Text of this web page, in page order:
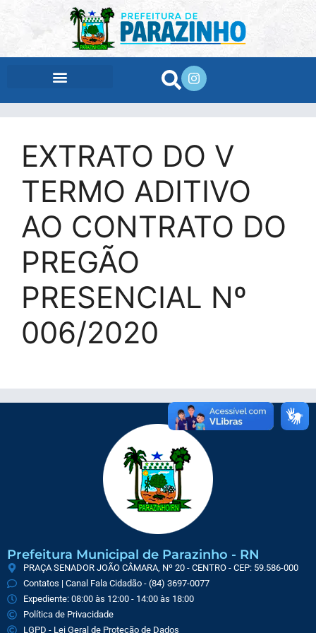
EXTRATO DO V
TERMO ADITIVO
AO CONTRATO DO
PREGÃO
PRESENCIAL Nº
006/2020
Prefeitura Municipal de Parazinho - RN
PRAÇA SENADOR JOÃO CÂMARA, Nº 20 - CENTRO - CEP: 59.586-000
Contatos | Canal Fala Cidadão - (84) 3697-0077
Expediente: 08:00 às 12:00 - 14:00 às 18:00
Política de Privacidade
LGPD - Lei Geral de Proteção de Dados